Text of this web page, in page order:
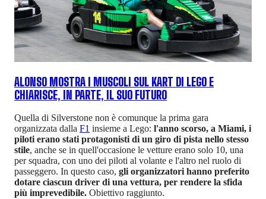
ALONSO MOSTRA I MUSCOLI SUL KART DI LEGO E
CHIARISCE, IN PARTE, IL SUO FUTURO
Quella di Silverstone non è comunque la prima gara
organizzata dalla F1 insieme a Lego: l'anno scorso, a Miami, i
piloti erano stati protagonisti di un giro di pista nello stesso
stile, anche se in quell'occasione le vetture erano solo 10, una
per squadra, con uno dei piloti al volante e l'altro nel ruolo di
passeggero. In questo caso, gli organizzatori hanno preferito
dotare ciascun driver di una vettura, per rendere la sfida
più imprevedibile. Obiettivo raggiunto.